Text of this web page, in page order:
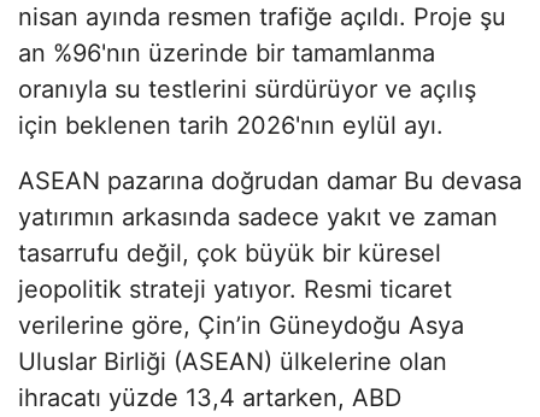
nisan ayında resmen trafiğe açıldı. Proje şu
an %96'nın üzerinde bir tamamlanma
oranıyla su testlerini sürdürüyor ve açılış
için beklenen tarih 2026'nın eylül ayı.
ASEAN pazarına doğrudan damar Bu devasa
yatırımın arkasında sadece yakıt ve zaman
tasarrufu değil, çok büyük bir küresel
jeopolitik strateji yatıyor. Resmi ticaret
verilerine göre, Çin’in Güneydoğu Asya
Uluslar Birliği (ASEAN) ülkelerine olan
ihracatı yüzde 13,4 artarken, ABD